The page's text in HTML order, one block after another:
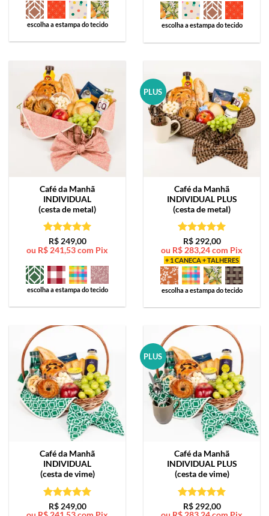
escolha a estampa do tecido escolha a estampa do tecido
Café da Manhã
INDIVIDUAL
(cesta de metal)
Avaliação5
de 5
R$249,00
ou R$ 241,53com Pix
escolha a estampa do tecido
PLUS
Café da Manhã
INDIVIDUAL PLUS
(cesta de metal)
Avaliação5
de 5
R$292,00
ou R$ 283,24com Pix
+ 1 CANECA + TALHERES
escolha a estampa do tecido
Café da Manhã
INDIVIDUAL
(cesta de vime)
Avaliação5
R$249,00
PLUS
Café da Manhã
INDIVIDUAL PLUS
(cesta de vime)
Avaliação5
R$292,00